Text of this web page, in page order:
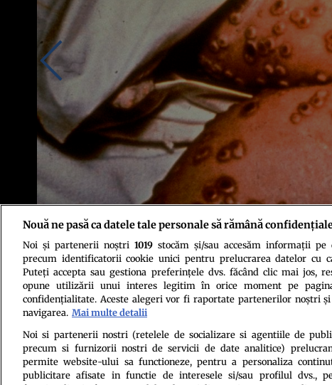
Sursa foto: Profimedia
Politica de
Nouă ne pasă ca datele tale personale să rămână
Noi și partenerii noștri 1019stocăm și/sau accesăm informații pe
precum identificatorii cookie unici pentru prelucrarea datelor cu
Puteți accepta sau gestiona preferințele dvs. făcând clic mai jos,
opune utilizării unui interes legitim în orice moment pe
confidențialitate. Aceste alegeri vor fi raportate partenerilor noștri
navigarea. Mai multe detalii
Noi si partenerii nostri (retelele de socializare si agentiile de
precum si furnizorii nostri de servicii de date analitice)
permite website-ului sa functioneze, pentru a personaliza
publicitare afisate in functie de interesele si/sau profilul dvs.,